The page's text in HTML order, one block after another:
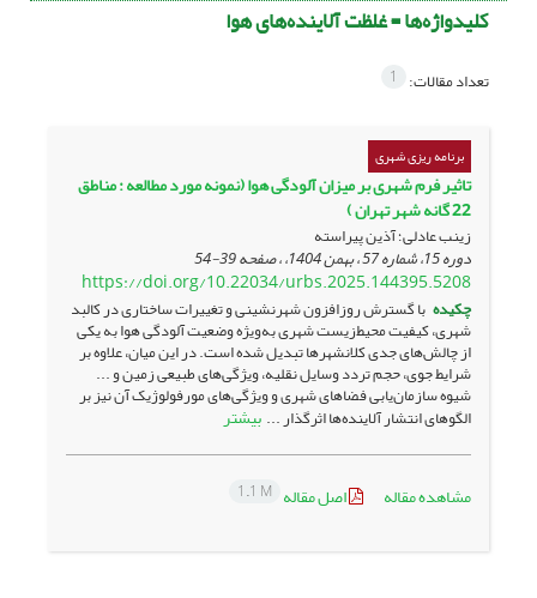
کلیدواژه‌ها =غلظت آلاینده‌های هوا
تعداد مقالات: 1
برنامه ریزی شهری
تاثیر فرم شهری بر میزان آلودگی هوا (نمونه مورد مطالعه : مناطق
22 گانه شهر تهران )
زینب عادلی؛ آذین پیراسته
دوره 15، شماره 57 ، بهمن 1404، ، صفحه 39-54
https://doi.org/10.22034/urbs.2025.144395.5208
چکیده با گسترش روزافزون شهرنشینی و تغییرات ساختاری در کالبد
شهری، کیفیت محیط‌زیست شهری به‌ویژه وضعیت آلودگی هوا به یکی
از چالش‌های جدی کلانشهرها تبدیل شده است. در این میان، علاوه بر
شرایط جوی، حجم تردد وسایل نقلیه، ویژگی‌های طبیعی زمین و ...
شیوه سازمان‌یابی فضاهای شهری و ویژگی‌های مورفولوژیک آن نیز بر
الگوهای انتشار آلاینده‌ها اثرگذار ... بیشتر
مشاهده مقاله اصل مقاله 1.1 M